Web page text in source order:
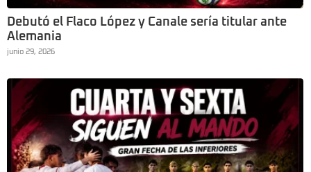
Debutó el Flaco López y Canale sería titular ante
Alemania
junio 29, 2026